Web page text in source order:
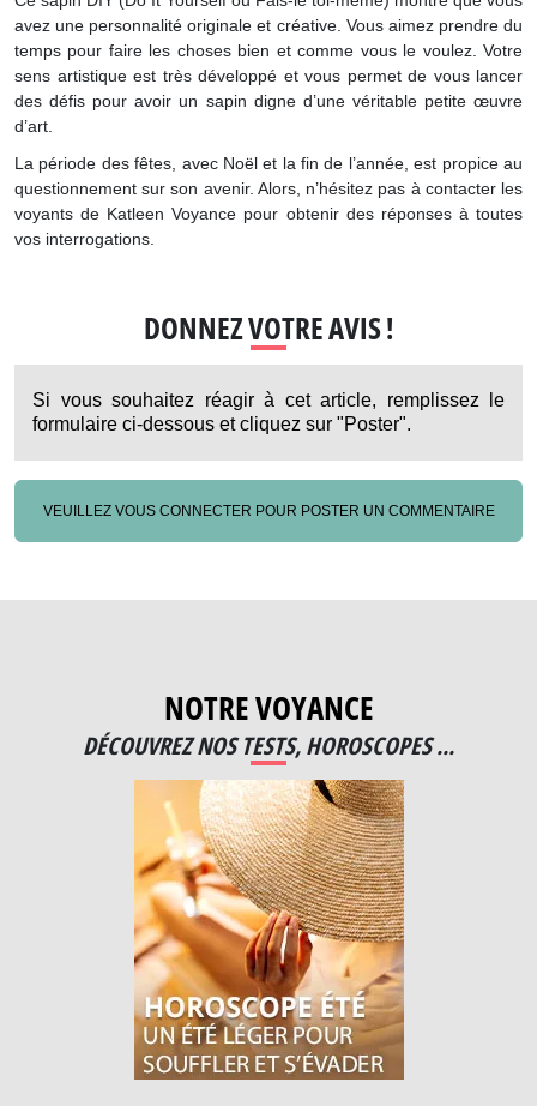
avez une personnalité originale et créative. Vous aimez prendre du
temps pour faire les choses bien et comme vous le voulez. Votre
sens artistique est très développé et vous permet de vous lancer
des défis pour avoir un sapin digne d’une véritable petite œuvre
d’art.
La période des fêtes, avec Noël et la fin de l’année, est propice au
questionnement sur son avenir. Alors, n’hésitez pas à contacter les
voyants de Katleen Voyance pour obtenir des réponses à toutes
vos interrogations.
DONNEZ VOTRE AVIS !
Si vous souhaitez réagir à cet article, remplissez le
formulaire ci-dessous et cliquez sur "Poster".
VEUILLEZ VOUS CONNECTER POUR POSTER UN COMMENTAIRE
NOTRE VOYANCE
DÉCOUVREZ NOS TESTS, HOROSCOPES ...